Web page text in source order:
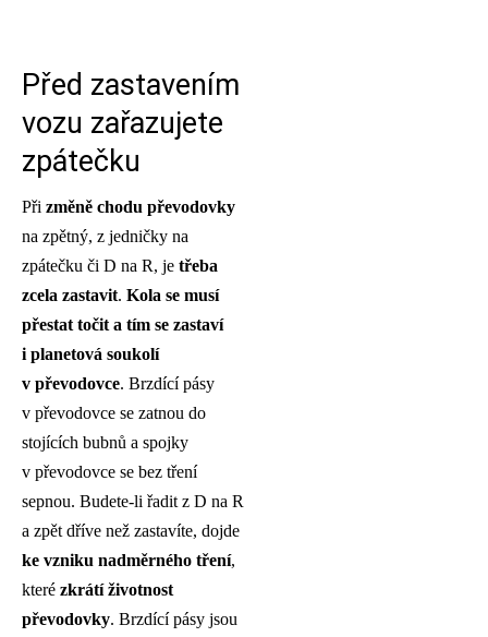
Před zastavením
vozu zařazujete
zpátečku
Při změně chodu převodovky
na zpětný, z jedničky na
zpátečku či D na R, je třeba
zcela zastavit. Kola se musí
přestat točit a tím se zastaví
i planetová soukolí
v převodovce. Brzdící pásy
v převodovce se zatnou do
stojících bubnů a spojky
v převodovce se bez tření
sepnou. Budete-li řadit z D na R
a zpět dříve než zastavíte, dojde
ke vzniku nadměrného tření,
které zkrátí životnost
převodovky. Brzdící pásy jsou